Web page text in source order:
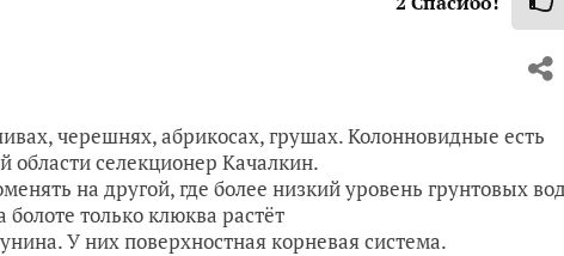
черешнях, абрикосах, грушах. Колонновидные есть
области селекционер Качалкин.
на другой, где более низкий уровень грунтовых
только клюква растёт
У них поверхностная корневая система.